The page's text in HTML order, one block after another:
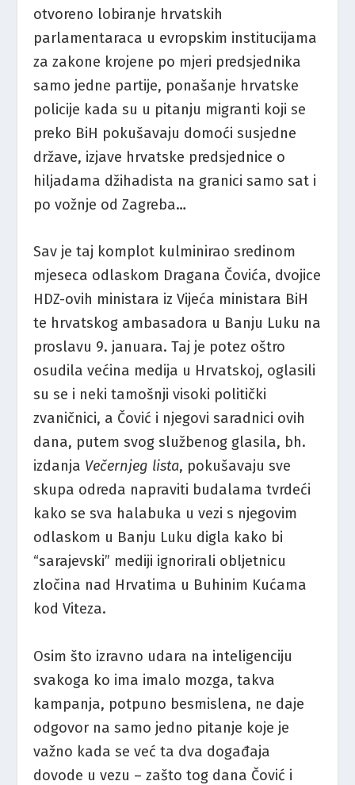
otvoreno lobiranje hrvatskih
parlamentaraca u evropskim institucijama
za zakone krojene po mjeri predsjednika
samo jedne partije, ponašanje hrvatske
policije kada su u pitanju migranti koji se
preko BiH pokušavaju domoći susjedne
države, izjave hrvatske predsjednice o
hiljadama džihadista na granici samo sat i
po vožnje od Zagreba…
Sav je taj komplot kulminirao sredinom
mjeseca odlaskom Dragana Čovića, dvojice
HDZ-ovih ministara iz Vijeća ministara BiH
te hrvatskog ambasadora u Banju Luku na
proslavu 9. januara. Taj je potez oštro
osudila većina medija u Hrvatskoj, oglasili
su se i neki tamošnji visoki politički
zvaničnici, a Čović i njegovi saradnici ovih
dana, putem svog službenog glasila, bh.
izdanja Večernjeg lista, pokušavaju sve
skupa odreda napraviti budalama tvrdeći
kako se sva halabuka u vezi s njegovim
odlaskom u Banju Luku digla kako bi
“sarajevski” mediji ignorirali obljetnicu
zločina nad Hrvatima u Buhinim Kućama
kod Viteza.
Osim što izravno udara na inteligenciju
svakoga ko ima imalo mozga, takva
kampanja, potpuno besmislena, ne daje
odgovor na samo jedno pitanje koje je
važno kada se već ta dva događaja
dovode u vezu – zašto tog dana Čović i